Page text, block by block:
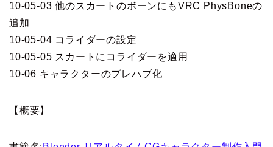
10-05-03 他のスカートのボーンにもVRC PhysBoneの
追加
10-05-04 コライダーの設定
10-05-05 スカートにコライダーを適用
10-06 キャラクターのプレハブ化
【概要】